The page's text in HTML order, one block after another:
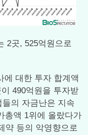
2곳, 525억원으로
에 대한 투자 합계액
490억원을 투자받
의 자금난은 지속
총액 1위에 올랐다가
약 등의 악영향으로